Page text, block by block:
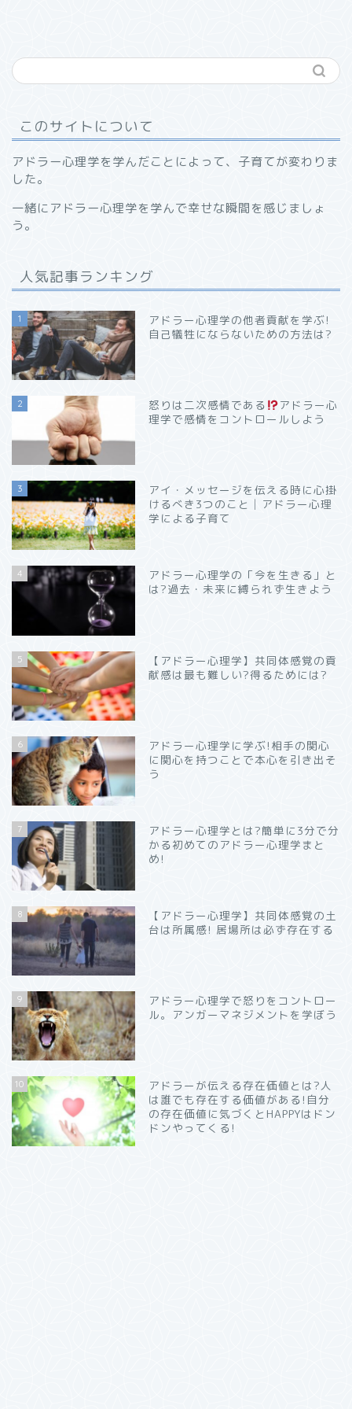
このサイトについて
アドラー心理学を学んだことによって、子育てが変わりま
した。
一緒にアドラー心理学を学んで幸せな瞬間を感じましょ
う。
人気記事ランキング
1
アドラー心理学の他者貢献を学ぶ!
自己犠牲にならないための方法は?
2 怒りは二次感情である
アドラー心
理学で感情をコントロールしよう
3
アイ・メッセージを伝える時に心掛
けるべき3つのこと│アドラー心理
学による子育て
4
アドラー心理学の「今を生きる」と
は?過去・未来に縛られず生きよう
5
【アドラー心理学】共同体感覚の貢
献感は最も難しい?得るためには?
6
アドラー心理学に学ぶ!相手の関心
に関心を持つことで本心を引き出そ
う
7
アドラー心理学とは?簡単に3分で分
かる初めてのアドラー心理学まと
め!
8
【アドラー心理学】共同体感覚の土
台は所属感! 居場所は必ず存在する
9
アドラー心理学で怒りをコントロー
ル。アンガーマネジメントを学ぼう
10
アドラーが伝える存在価値とは?人
は誰でも存在する価値がある!自分
の存在価値に気づくとHAPPYはドン
ドンやってくる!